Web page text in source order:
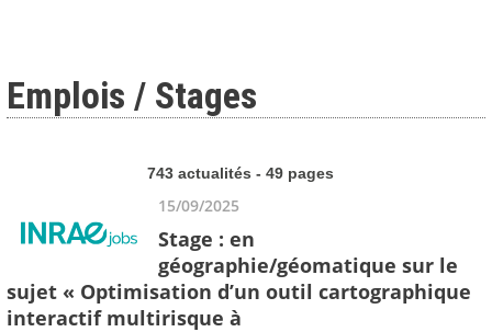
Emplois / Stages
743 actualités - 49 pages
15/09/2025
Stage : en
géographie/géomatique sur le
sujet « Optimisation d’un outil cartographique
interactif multirisque à